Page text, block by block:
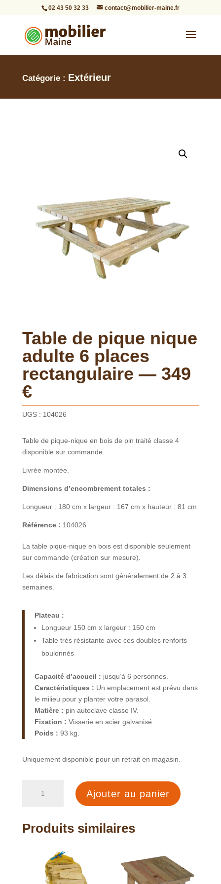
02 43 50 32 33 contact@mobilier-maine.fr
Catégorie : Extérieur
Table de pique nique
adulte 6 places
rectangulaire — 349
€
UGS : 104026
Table de pique-nique en bois de pin traité classe 4
disponible sur commande.
Livrée montée.
Dimensions d’encombrement totales :
Longueur : 180 cm x largeur : 167 cm x hauteur : 81 cm
Référence : 104026
La table pique-nique en bois est disponible seulement
sur commande (création sur mesure).
Les délais de fabrication sont généralement de 2 à 3
semaines.
Plateau :
Longueur 150 cm x largeur : 150 cm
Table très résistante avec ces doubles renforts
boulonnés
Capacité d’accueil : jusqu’à 6 personnes.
Caractéristiques : Un emplacement est prévu dans
le milieu pour y planter votre parasol.
Matière : pin autoclave classe IV.
Fixation : Visserie en acier galvanisé.
Poids : 93 kg.
Uniquement disponible pour un retrait en magasin.
pique
Ajouter au panier
Produits similaires